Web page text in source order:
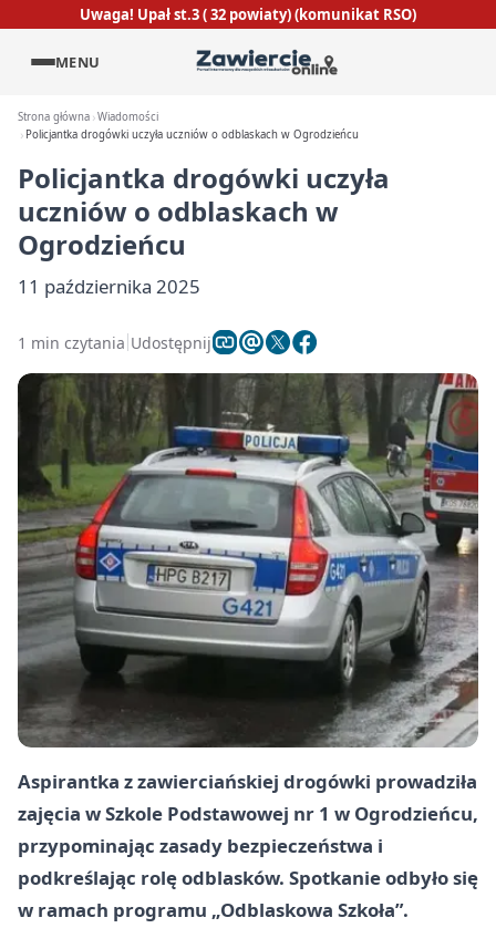
Uwaga! Upał st.3 ( 32 powiaty) (komunikat RSO)
MENU
Strona główna Wiadomości
Policjantka drogówki uczyła uczniów o odblaskach w Ogrodzieńcu
Policjantka drogówki uczyła
uczniów o odblaskach w
Ogrodzieńcu
11 października 2025
1 min czytania Udostępnij
Aspirantka z zawierciańskiej drogówki prowadziła
zajęcia w Szkole Podstawowej nr 1 w Ogrodzieńcu,
przypominając zasady bezpieczeństwa i
podkreślając rolę odblasków. Spotkanie odbyło się
w ramach programu „Odblaskowa Szkoła”.